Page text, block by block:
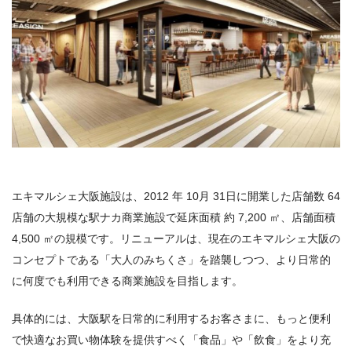
エキマルシェ大阪施設は、 2012 年 10月 31 日に開業した店舗数 64
店舗の大規模な駅ナカ商業施設で延床面積 約 7,200 ㎡、店舗面積
4,500 ㎡の規模です。リニューアルは、現在のエキマルシェ大阪の
コンセプトである「大人のみちくさ」を踏襲しつつ、より日常的
に何度でも利用できる商業施設を目指します。
具体的には、大阪駅を日常的に利用するお客さまに、もっと便利
で快適なお買い物体験を提供すべく「食品」や「飲食」をより充